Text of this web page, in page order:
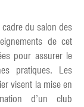
cadre du salon des
de cet
pour assurer le
pratiques. Les
visent la mise en
d’un club